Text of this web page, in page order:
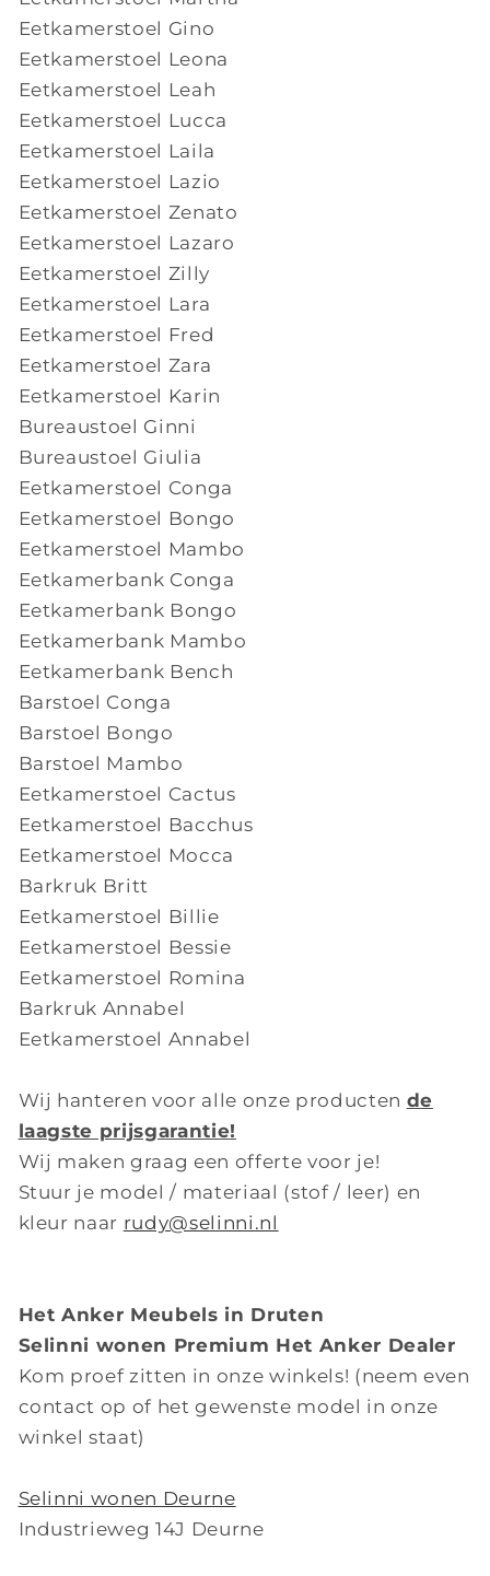
Eetkamerstoel Gino
Eetkamerstoel Leona
Eetkamerstoel Leah
Eetkamerstoel Lucca
Eetkamerstoel Laila
Eetkamerstoel Lazio
Eetkamerstoel Zenato
Eetkamerstoel Lazaro
Eetkamerstoel Zilly
Eetkamerstoel Lara
Eetkamerstoel Fred
Eetkamerstoel Zara
Eetkamerstoel Karin
Bureaustoel Ginni
Bureaustoel Giulia
Eetkamerstoel Conga
Eetkamerstoel Bongo
Eetkamerstoel Mambo
Eetkamerbank Conga
Eetkamerbank Bongo
Eetkamerbank Mambo
Eetkamerbank Bench
Barstoel Conga
Barstoel Bongo
Barstoel Mambo
Eetkamerstoel Cactus
Eetkamerstoel Bacchus
Eetkamerstoel Mocca
Barkruk Britt
Eetkamerstoel Billie
Eetkamerstoel Bessie
Eetkamerstoel Romina
Barkruk Annabel
Eetkamerstoel Annabel
Wij hanteren voor alle onze producten de
laagste prijsgarantie!
Wij maken graag een offerte voor je!
Stuur je model / materiaal (stof / leer) en
kleur naar rudy@selinni.nl
Het Anker Meubels in Druten
Selinni wonen Premium Het Anker Dealer
Kom proef zitten in onze winkels! (neem even
contact op of het gewenste model in onze
winkel staat)
Selinni wonen Deurne
Industrieweg 14J Deurne